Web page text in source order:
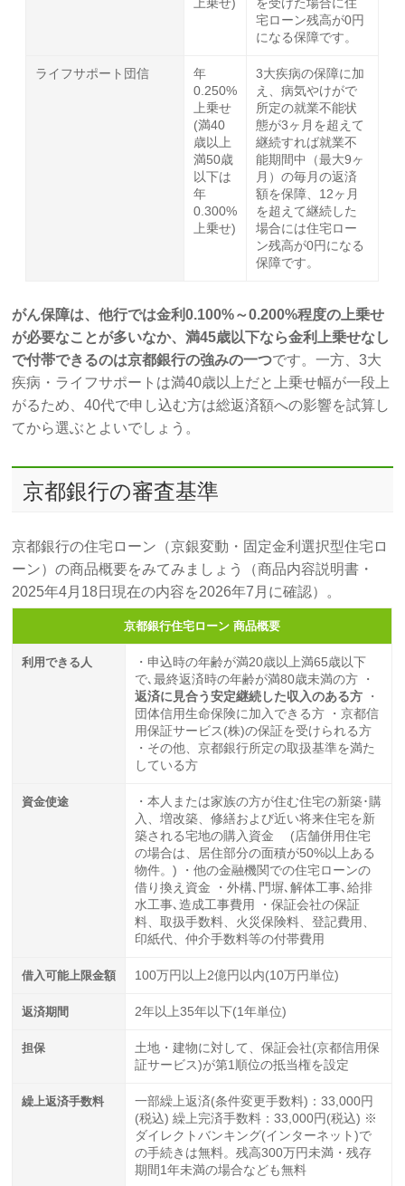
上乗せ)
を受けた場合に住
宅ローン残高が0円
になる保障です。
ライフサポート団信
年
0.250%
上乗せ
(満40
歳以上
満50歳
以下は
年
0.300%
上乗せ)
3大疾病の保障に加
え、病気やけがで
所定の就業不能状
態が3ヶ月を超えて
継続すれば就業不
能期間中（最大9ヶ
月）の毎月の返済
額を保障、12ヶ月
を超えて継続した
場合には住宅ロー
ン残高が0円になる
保障です。
がん保障は、他行では金利0.100%～0.200%程度の上乗せ
が必要なことが多いなか、満45歳以下なら金利上乗せなし
で付帯できるのは京都銀行の強みの一つです。一方、3大
疾病・ライフサポートは満40歳以上だと上乗せ幅が一段上
がるため、40代で申し込む方は総返済額への影響を試算し
てから選ぶとよいでしょう。
京都銀行の審査基準
京都銀行の住宅ローン（京銀変動・固定金利選択型住宅ロ
ーン）の商品概要をみてみましょう（商品内容説明書・
2025年4月18日現在の内容を2026年7月に確認）。
京都銀行住宅ローン 商品概要
利用できる人
・申込時の年齢が満20歳以上満65歳以下
で､最終返済時の年齢が満80歳未満の方 ・
返済に見合う安定継続した収入のある方 ・
団体信用生命保険に加入できる方 ・京都信
用保証サービス(株)の保証を受けられる方
・その他、京都銀行所定の取扱基準を満た
している方
資金使途
・本人または家族の方が住む住宅の新築･購
入、増改築、修繕および近い将来住宅を新
築される宅地の購入資金 (店舗併用住宅
の場合は、居住部分の面積が50%以上ある
物件。) ・他の金融機関での住宅ローンの
借り換え資金 ・外構､門塀､解体工事､給排
水工事､造成工事費用 ・保証会社の保証
料、取扱手数料、火災保険料、登記費用、
印紙代、仲介手数料等の付帯費用
借入可能上限金額 100万円以上2億円以内(10万円単位)
返済期間 2年以上35年以下(1年単位)
担保
土地・建物に対して、保証会社(京都信用保
証サービス)が第1順位の抵当権を設定
繰上返済手数料
一部繰上返済(条件変更手数料)：33,000円
(税込) 繰上完済手数料：33,000円(税込) ※
ダイレクトバンキング(インターネット)で
の手続きは無料。残高300万円未満・残存
期間1年未満の場合なども無料